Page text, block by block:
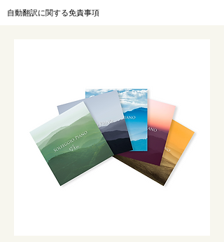
自動翻訳に関する免責事項